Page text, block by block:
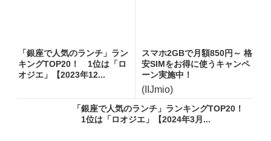
「銀座で人気のランチ」ラン
キングTOP20！ 1位は「ロ
オジエ」【2023年12...
スマホ2GBで月額850円～ 格
安SIMをお得に使うキャンペ
ーン実施中！
(IIJmio)
「銀座で人気のランチ」ランキングTOP20！
1位は「ロオジエ」【2024年3月...